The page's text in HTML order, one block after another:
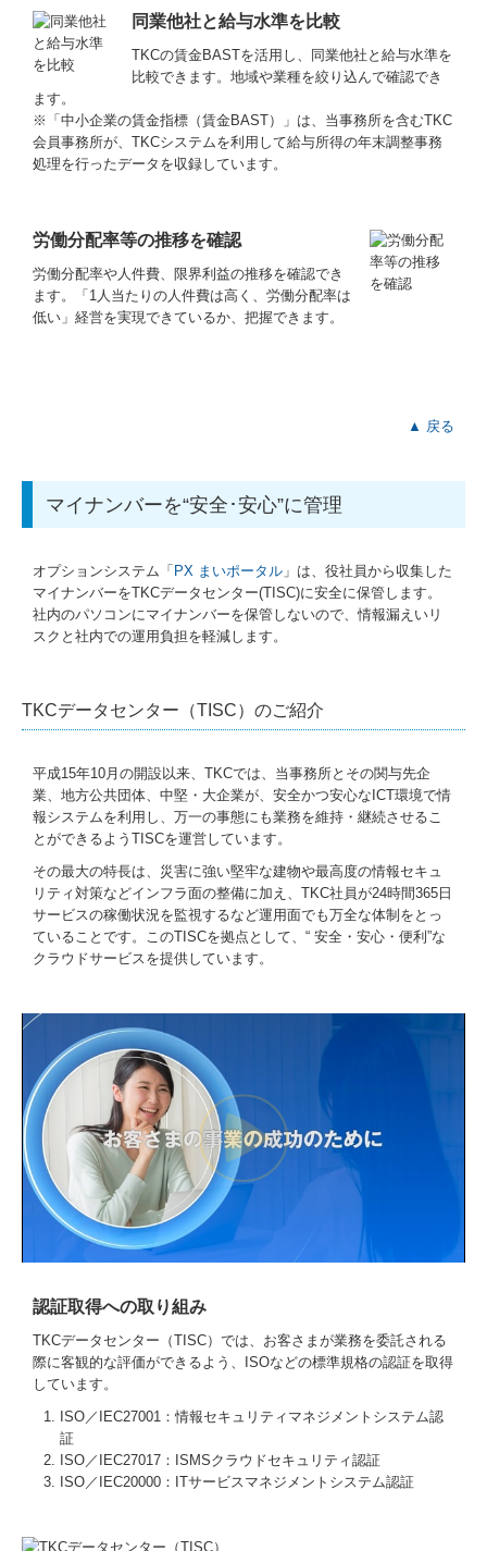
同業他社と給与水準を比較
TKCの賃金BASTを活用し、同業他社と給与水準を
比較できます。地域や業種を絞り込んで確認でき
ます。
※「中小企業の賃金指標（賃金BAST）」は、当事務所を含むTKC
会員事務所が、TKCシステムを利用して給与所得の年末調整事務
処理を行ったデータを収録しています。
労働分配率等の推移を確認
労働分配率や人件費、限界利益の推移を確認でき
ます。「1人当たりの人件費は高く、労働分配率は
低い」経営を実現できているか、把握できます。
▲ 戻る
マイナンバーを“安全･安心”に管理
オプションシステム「 PX まいポータル 」は、役社員から収集した
マイナンバーをTKCデータセンター(TISC)に安全に保管します。
社内のパソコンにマイナンバーを保管しないので、情報漏えいリ
スクと社内での運用負担を軽減します。
TKCデータセンター（TISC）のご紹介
平成15年10月の開設以来、TKCでは、当事務所とその関与先企
業、地方公共団体、中堅・大企業が、安全かつ安心なICT環境で情
報システムを利用し、万一の事態にも業務を維持・継続させるこ
とができるようTISCを運営しています。
その最大の特長は、災害に強い堅牢な建物や最高度の情報セキュ
リティ対策などインフラ面の整備に加え、TKC社員が24時間365日
サービスの稼働状況を監視するなど運用面でも万全な体制をとっ
ていることです。このTISCを拠点として、“ 安全・安心・便利”な
クラウドサービスを提供しています。
認証取得への取り組み
TKCデータセンター（TISC）では、お客さまが業務を委託される
際に客観的な評価ができるよう、ISOなどの標準規格の認証を取得
しています。
ISO／IEC27001：情報セキュリティマネジメントシステム認
証
ISO／IEC27017：ISMSクラウドセキュリティ認証
ISO／IEC20000：ITサービスマネジメントシステム認証